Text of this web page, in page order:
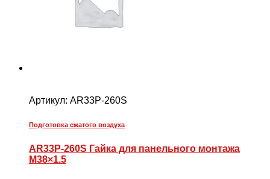
Артикул: AR33P-260S
Подготовка сжатого воздуха
AR33P-260S Гайка для панельного монтажа
М38×1.5